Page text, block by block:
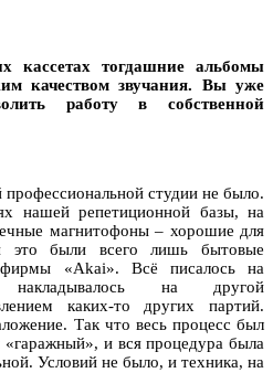
кассетах тогдашние альбомы
качеством звучания. Вы уже
работу в собственной
студии не было.
нашей репетиционной базы, на
магнитофоны – хорошие для
это были всего лишь бытовые
«Akai». Всё писалось на
накладывалось на другой
каких-то других партий.
Так что весь процесс был
и вся процедура была
Условий не было, и техника, на